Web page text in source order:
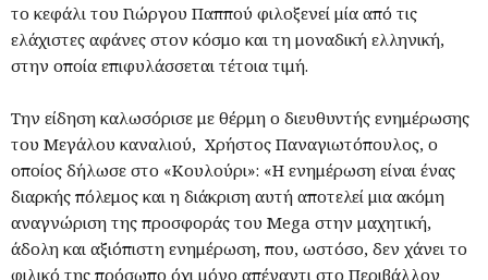
το κεφάλι του Γιώργου Παππού φιλοξενεί μία από τις
ελάχιστες αφάνες στον κόσμο και τη μοναδική ελληνική,
στην οποία επιφυλάσσεται τέτοια τιμή.
Την είδηση καλωσόρισε με θέρμη ο διευθυντής ενημέρωσης
του Μεγάλου καναλιού, Χρήστος Παναγιωτόπουλος, ο
οποίος δήλωσε στο «Κουλούρι»: «Η ενημέρωση είναι ένας
διαρκής πόλεμος και η διάκριση αυτή αποτελεί μια ακόμη
αναγνώριση της προσφοράς του Mega στην μαχητική,
άδολη και αξιόπιστη ενημέρωση, που, ωστόσο, δεν χάνει το
φιλικό της πρόσωπο όχι μόνο απέναντι στο Περιβάλλον